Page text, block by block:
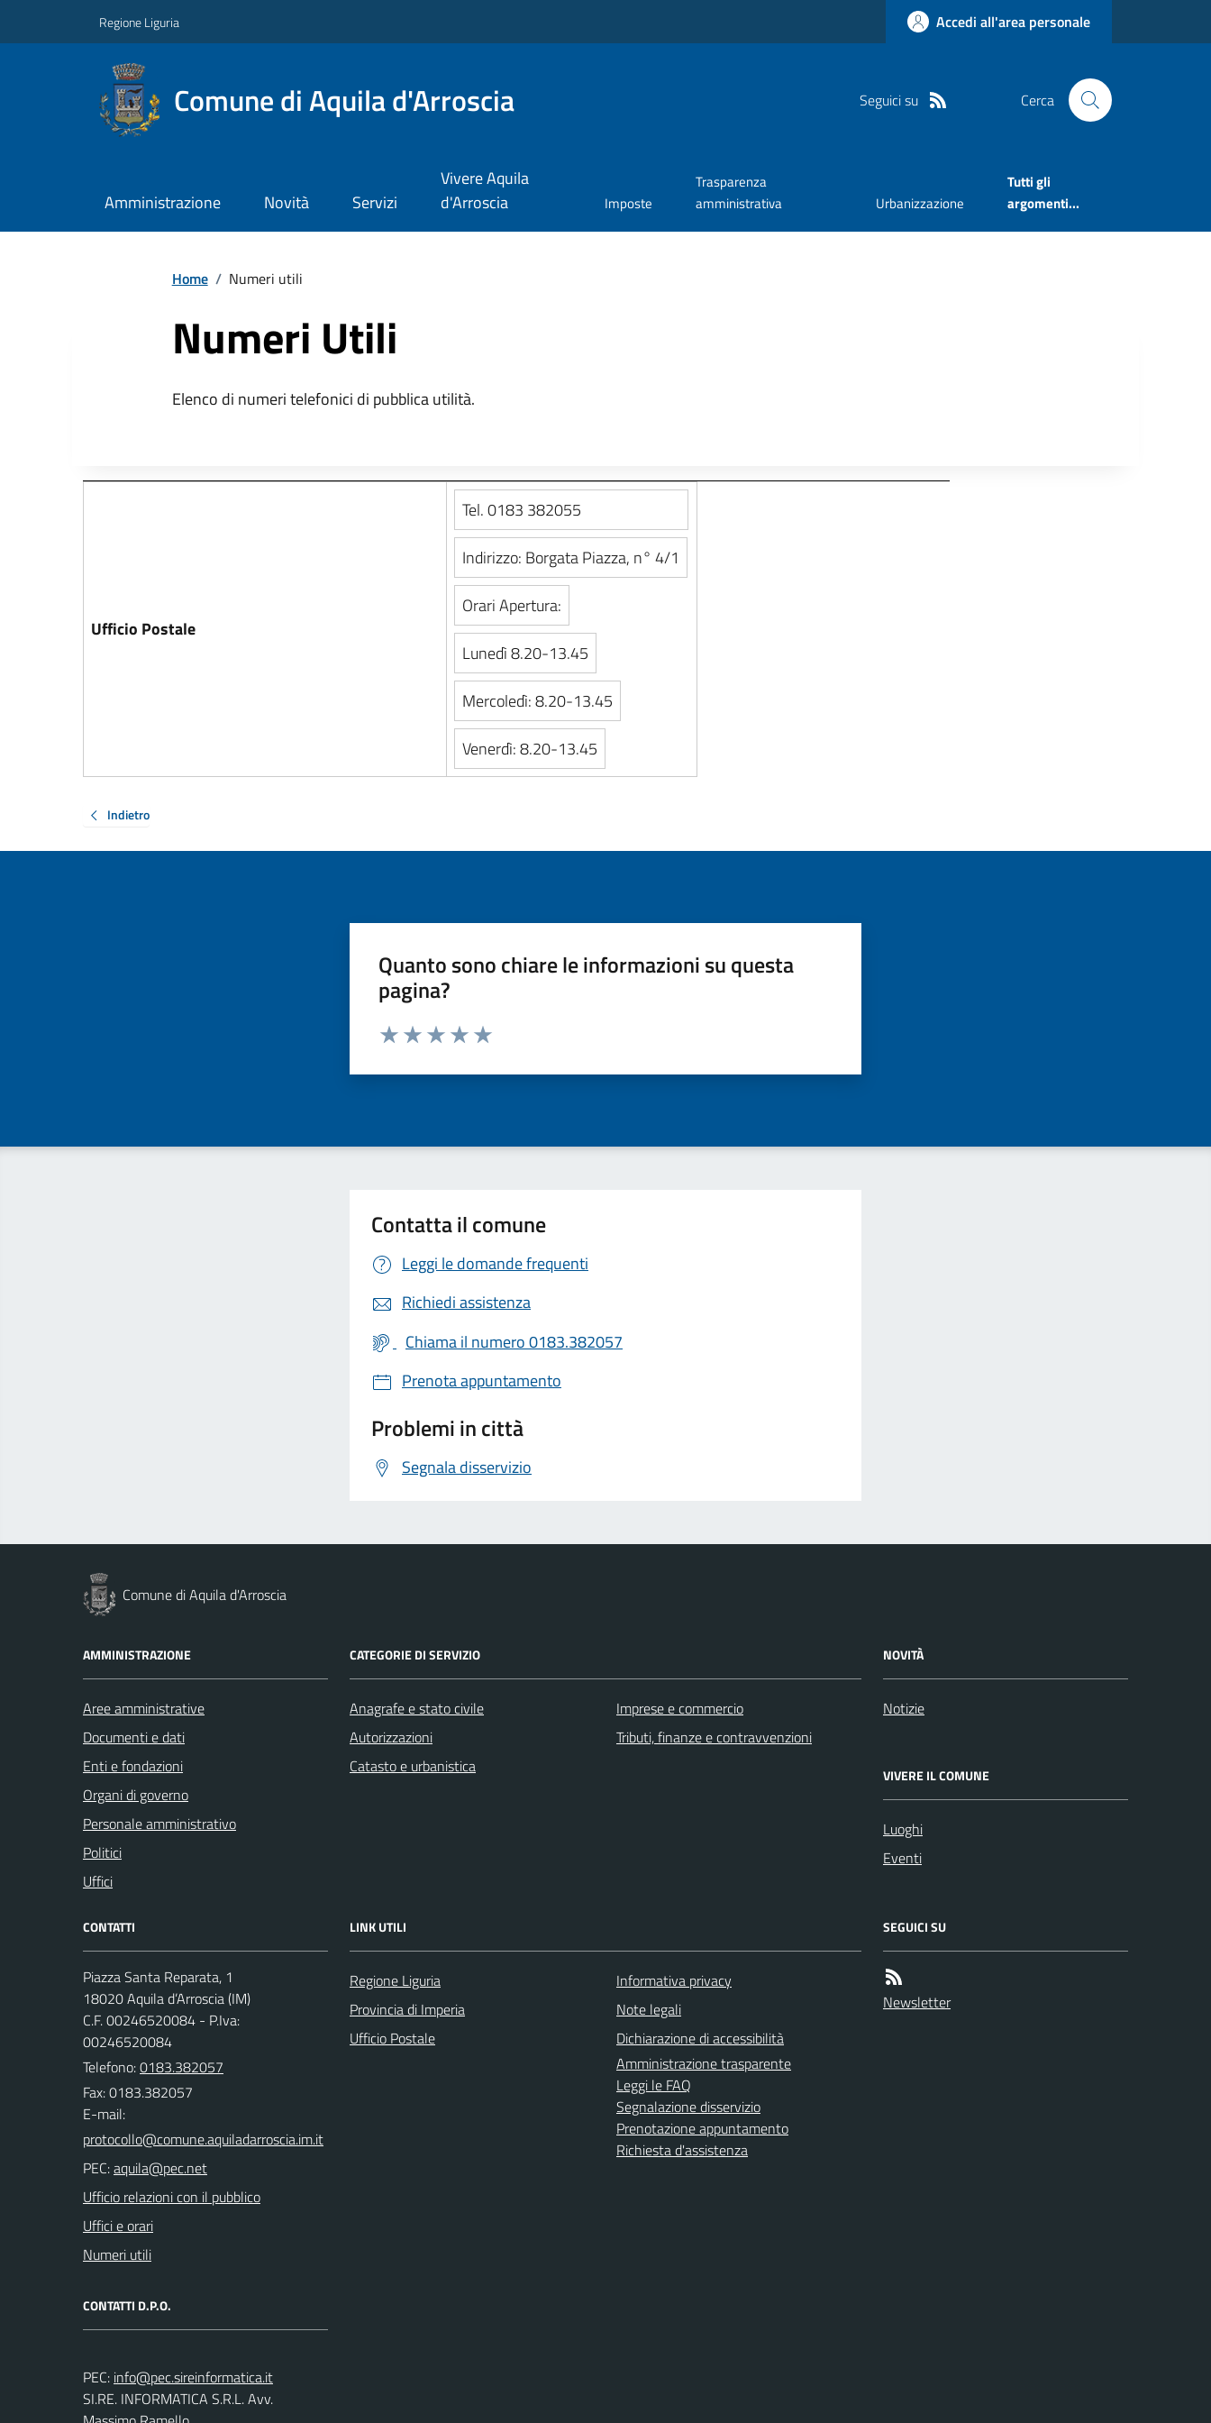
Regione Liguria Accedi all'area personale
Comune di Aquila d'Arroscia Seguici su Cerca
Amministrazione Novità Servizi
Vivere Aquila
d'Arroscia
Imposte
Trasparenza
amministrativa
Urbanizzazione
Tutti gli
argomenti...
Home / Numeri utili
Numeri Utili
Elenco di numeri telefonici di pubblica utilità.
Ufficio Postale
Tel. 0183 382055
Indirizzo: Borgata Piazza, n° 4/1
Orari Apertura:
Lunedì 8.20-13.45
Mercoledì: 8.20-13.45
Venerdì: 8.20-13.45
Indietro
Quanto sono chiare le informazioni su questa
pagina?
Valuta da 1 a 5 stelle la pagina
Contatta il comune
Leggi le domande frequenti
Richiedi assistenza
Chiama il numero 0183.382057
Prenota appuntamento
Problemi in città
Segnala disservizio
Comune di Aquila d'Arroscia
AMMINISTRAZIONE
Aree amministrative
Documenti e dati
Enti e fondazioni
Organi di governo
Personale amministrativo
Politici
Uffici
CATEGORIE DI SERVIZIO
Anagrafe e stato civile
Autorizzazioni
Catasto e urbanistica
Imprese e commercio
Tributi, finanze e contravvenzioni
NOVITÀ
Notizie
VIVERE IL COMUNE
Luoghi
Eventi
CONTATTI
Piazza Santa Reparata, 1
18020 Aquila d’Arroscia (IM)
C.F. 00246520084 - P.Iva:
00246520084
Telefono:0183.382057
Fax: 0183.382057
E-mail:
PEC:
Ufficio relazioni con il pubblico
Uffici e orari
Numeri utili
CONTATTI D.P.O.
PEC:
SI.RE. INFORMATICA S.R.L. Avv.
LINK UTILI
Regione Liguria
Provincia di Imperia
Ufficio Postale
Informativa privacy
Note legali
Dichiarazione di accessibilità
Amministrazione trasparente
Leggi le FAQ
Segnalazione disservizio
Prenotazione appuntamento
Richiesta d'assistenza
SEGUICI SU
Newsletter